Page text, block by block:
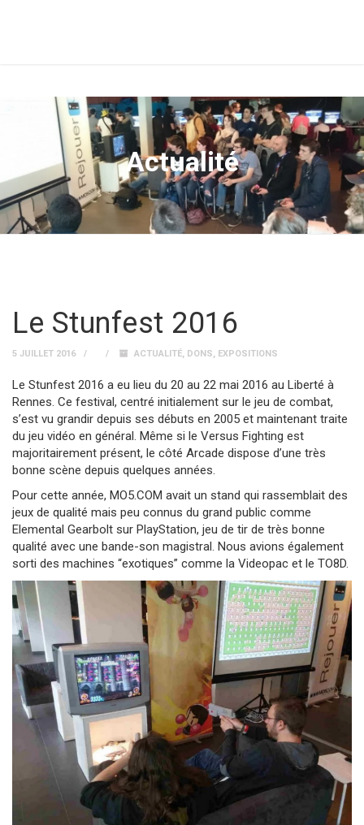
Actualité
Le Stunfest 2016
5 JUILLET 2016 ACTUALITÉ, DONS, EXPOSITIONS
Le Stunfest 2016 a eu lieu du 20 au 22 mai 2016 au Liberté à
Rennes. Ce festival, centré initialement sur le jeu de combat,
s’est vu grandir depuis ses débuts en 2005 et maintenant traite
du jeu vidéo en général. Même si le Versus Fighting est
majoritairement présent, le côté Arcade dispose d’une très
bonne scène depuis quelques années.
Pour cette année, MO5.COM avait un stand qui rassemblait des
jeux de qualité mais peu connus du grand public comme
Elemental Gearbolt sur PlayStation, jeu de tir de très bonne
qualité avec une bande-son magistral. Nous avions également
sorti des machines “exotiques” comme la Videopac et le TO8D.